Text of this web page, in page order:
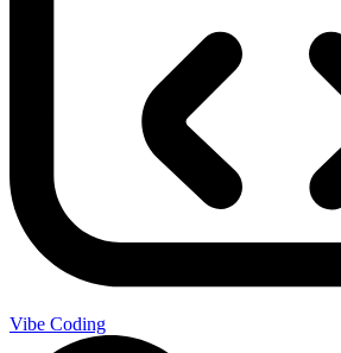
Vibe Coding